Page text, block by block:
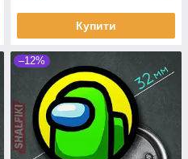
Купити
–12%